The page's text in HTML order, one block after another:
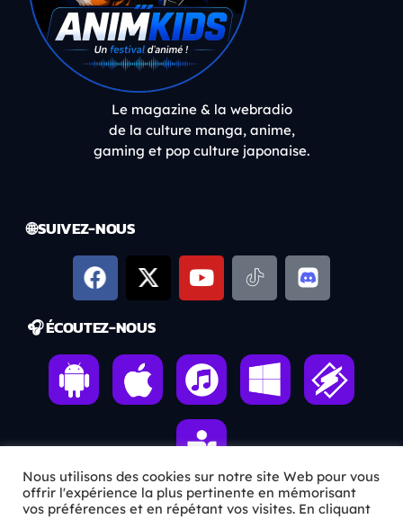
Le magazine & la webradio
de la culture manga, anime,
gaming et pop culture japonaise.
🌐 SUIVEZ-NOUS
🎧 ÉCOUTEZ-NOUS
Nous utilisons des cookies sur notre site Web pour vous
offrir l'expérience la plus pertinente en mémorisant
vos préférences et en répétant vos visites. En cliquant